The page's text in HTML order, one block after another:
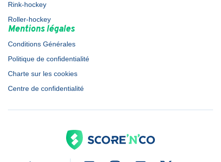
Rink-hockey
Roller-hockey
Mentions légales
Conditions Générales
Politique de confidentialité
Charte sur les cookies
Centre de confidentialité